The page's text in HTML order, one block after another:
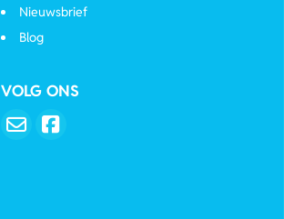
Nieuwsbrief
Blog
VOLG ONS